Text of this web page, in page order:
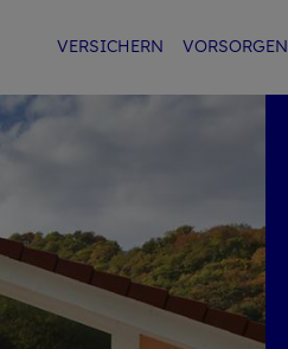
VER­SI­CHERN VOR­SOR­GEN